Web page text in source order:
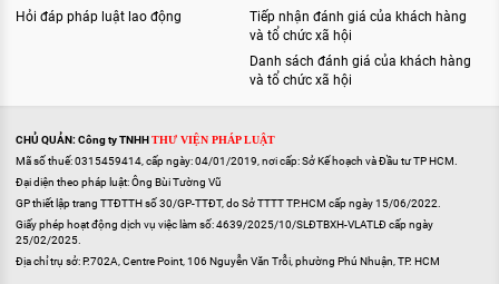
Hỏi đáp pháp luật lao động
Tiếp nhận đánh giá của khách hàng
và tổ chức xã hội
Danh sách đánh giá của khách hàng
và tổ chức xã hội
CHỦ QUẢN: Công ty TNHHTHƯ VIỆN PHÁP LUẬT
Mã số thuế: 0315459414, cấp ngày: 04/01/2019, nơi cấp: Sở Kế hoạch và Đầu tư TP HCM.
Đại diện theo pháp luật: Ông Bùi Tường Vũ
GP thiết lập trang TTĐTTH số 30/GP-TTĐT, do Sở TTTT TP.HCM cấp ngày 15/06/2022.
Giấy phép hoạt động dịch vụ việc làm số: 4639/2025/10/SLĐTBXH-VLATLĐ cấp ngày
25/02/2025.
Địa chỉ trụ sở: P.702A, Centre Point, 106 Nguyễn Văn Trỗi, phường Phú Nhuận, TP. HCM